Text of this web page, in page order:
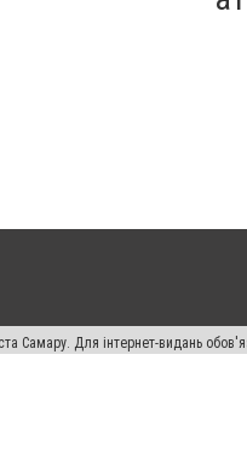
Самару. Для інтернет-видань